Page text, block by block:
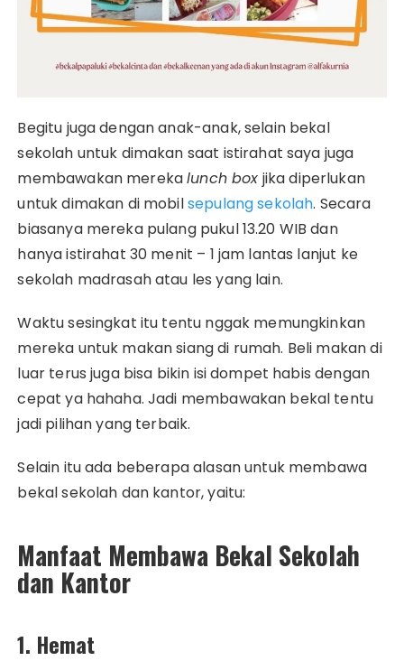
Begitu juga dengan anak-anak, selain bekal
sekolah untuk dimakan saat istirahat saya juga
membawakan merekalunch box jika diperlukan
untuk dimakan di mobilsepulang sekolah. Secara
biasanya mereka pulang pukul 13.20 WIB dan
hanya istirahat 30 menit – 1 jam lantas lanjut ke
sekolah madrasah atau les yang lain.
Waktu sesingkat itu tentu nggak memungkinkan
mereka untuk makan siang di rumah. Beli makan di
luar terus juga bisa bikin isi dompet habis dengan
cepat ya hahaha. Jadi membawakan bekal tentu
jadi pilihan yang terbaik.
Selain itu ada beberapa alasan untuk membawa
bekal sekolah dan kantor, yaitu:
Manfaat Membawa Bekal Sekolah
dan Kantor
1. Hemat